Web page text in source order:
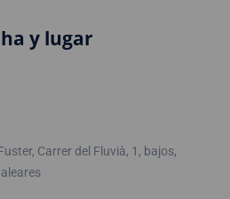
y lugar
Carrer del Fluvià, 1, bajos,